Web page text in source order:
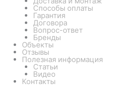
Способы оплаты
Гарантия
Договора
Вопрос-ответ
Бренды
Объекты
Отзывы
Полезная информация
Статьи
Видео
Контакты